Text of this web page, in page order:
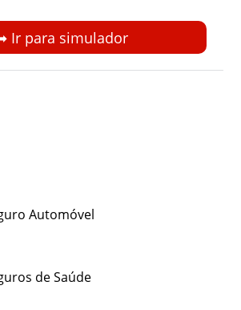
Ir para simulador
Automóvel
de Saúde